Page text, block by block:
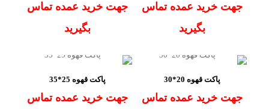
جهت خرید عمده تماس
بگیرید
جهت خرید عمده تماس
بگیرید
پاکت قهوه 20*30
جهت خرید عمده تماس
پاکت قهوه 25*35
جهت خرید عمده تماس